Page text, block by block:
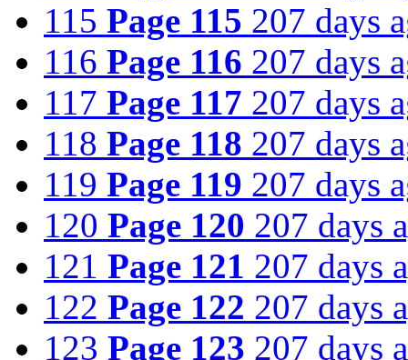
115 Page 115 207 days
116 Page 116 207 days
117 Page 117 207 days
118 Page 118 207 days
119 Page 119 207 days
120 Page 120 207 days
121 Page 121 207 days
122 Page 122 207 days
123 Page 123 207 days